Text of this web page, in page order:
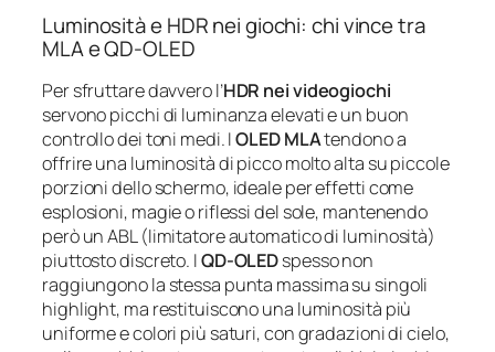
Luminosità e HDR nei giochi: chi vince tra
MLA e QD‑OLED
Per sfruttare davvero l’HDR nei videogiochi
servono picchi di luminanza elevati e un buon
controllo dei toni medi. IOLED MLAtendono a
offrire una luminosità di picco molto alta su piccole
porzioni dello schermo, ideale per effetti come
esplosioni, magie o riflessi del sole, mantenendo
però un ABL (limitatore automatico di luminosità)
piuttosto discreto. IQD‑OLEDspesso non
raggiungono la stessa punta massima su singoli
highlight, ma restituiscono una luminosità più
uniforme e colori più saturi, con gradazioni di cielo,